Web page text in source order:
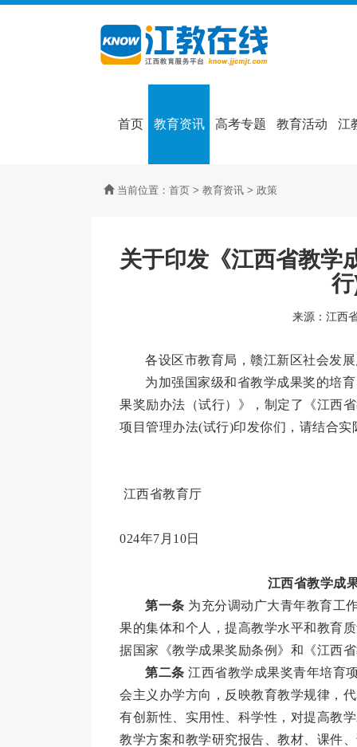
首页 教育资讯 高考专题 教育活动 江
当前位置： 首页 > 教育资讯 > 政策
关于印发《江西省教学
来源：江西
各设区市教育局，赣江新区社会发
为加强国家级和省教学成果奖的培
果奖励办法（试行）》，制定了《江西
项目管理办法(试行)印发你们，请结合实
江西省教育厅
024年7月10日
江西省教学成
第一条 为充分调动广大青年教育工
果的集体和个人，提高教学水平和教育
据国家《教学成果奖励条例》和《江西
第二条 江西省教学成果奖青年培育
会主义办学方向，反映教育教学规律，
有创新性、实用性、科学性，对提高教
教学方案和教学研究报告、教材、课件